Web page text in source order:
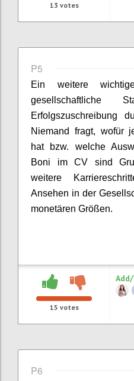
13 votes
P5
Ein weitere
gesellschaftliche
Erfolgszuschreibung
Niemand fragt, wofür
hat bzw. welche
Boni im CV sind
weitere
Ansehen in der
monetären Größen.
15 votes
P6